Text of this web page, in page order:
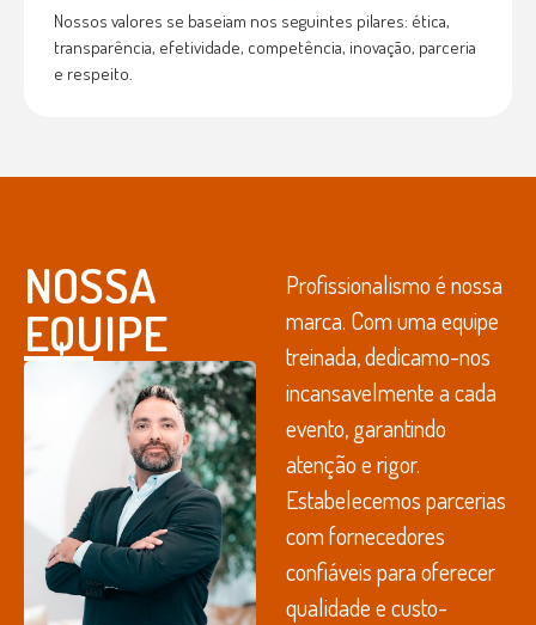
Nossos valores se baseiam nos seguintes pilares: ética,
transparência, efetividade, competência, inovação, parceria
e respeito.
NOSSA
EQUIPE
Profissionalismo é nossa
marca. Com uma equipe
treinada, dedicamo-nos
incansavelmente a cada
evento, garantindo
atenção e rigor.
Estabelecemos parcerias
com fornecedores
confiáveis para oferecer
qualidade e custo-